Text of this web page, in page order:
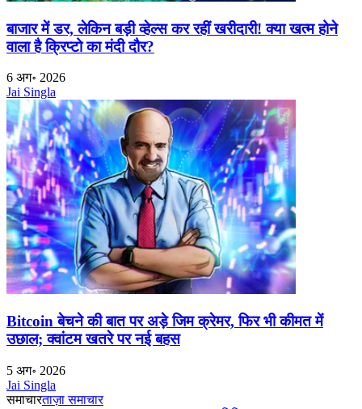
बाजार में डर, लेकिन बड़ी व्हेल्स कर रहीं खरीदारी! क्या खत्म होने
वाला है क्रिप्टो का मंदी दौर?
6 अग॰ 2026
Jai Singla
Bitcoin बेचने की बात पर अड़े जिम क्रेमर, फिर भी कीमत में
उछाल; क्वांटम खतरे पर नई बहस
5 अग॰ 2026
Jai Singla
समाचारताज़ा समाचार